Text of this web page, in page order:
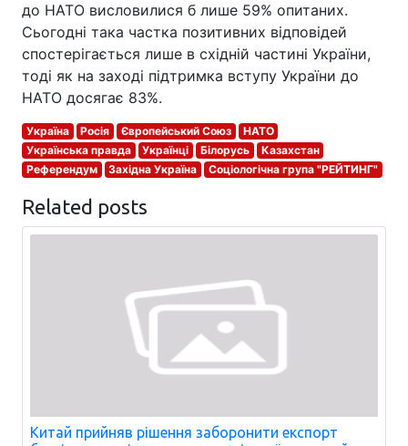
до НАТО висловилися б лише 59% опитаних.
Сьогодні така частка позитивних відповідей
спостерігається лише в східній частині України,
тоді як на заході підтримка вступу України до
НАТО досягає 83%.
Україна Росія Європейський Союз
НАТО
Українська правда
Українці Білорусь
Казахстан
Референдум
Західна Україна Соціологічна група "РЕЙТИНГ"
Related posts
Китай прийняв рішення заборонити експорт